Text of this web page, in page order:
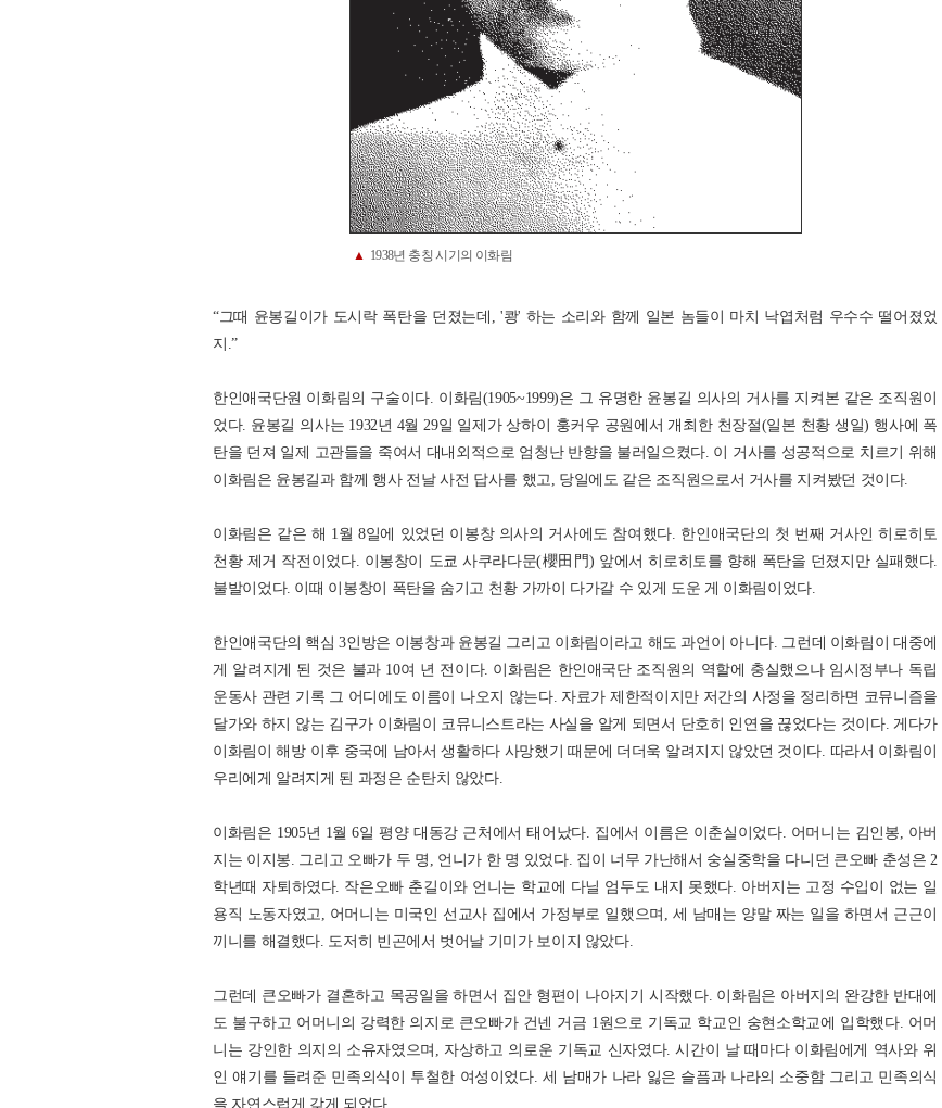
▲ 1938년 충칭 시기의 이화림
“그때 윤봉길이가 도시락 폭탄을 던졌는데, '쾅' 하는 소리와 함께 일본 놈들이 마치 낙엽처럼 우수수 떨어졌었
지.”
한인애국단원 이화림의 구술이다. 이화림(1905~1999)은 그 유명한 윤봉길 의사의 거사를 지켜본 같은 조직원이
었다. 윤봉길 의사는 1932년 4월 29일 일제가 상하이 훙커우 공원에서 개최한 천장절(일본 천황 생일) 행사에 폭
탄을 던져 일제 고관들을 죽여서 대내외적으로 엄청난 반향을 불러일으켰다. 이 거사를 성공적으로 치르기 위해
이화림은 윤봉길과 함께 행사 전날 사전 답사를 했고, 당일에도 같은 조직원으로서 거사를 지켜봤던 것이다.
이화림은 같은 해 1월 8일에 있었던 이봉창 의사의 거사에도 참여했다. 한인애국단의 첫 번째 거사인 히로히토
천황 제거 작전이었다. 이봉창이 도쿄 사쿠라다문(櫻田門) 앞에서 히로히토를 향해 폭탄을 던졌지만 실패했다.
불발이었다. 이때 이봉창이 폭탄을 숨기고 천황 가까이 다가갈 수 있게 도운 게 이화림이었다.
한인애국단의 핵심 3인방은 이봉창과 윤봉길 그리고 이화림이라고 해도 과언이 아니다. 그런데 이화림이 대중에
게 알려지게 된 것은 불과 10여 년 전이다. 이화림은 한인애국단 조직원의 역할에 충실했으나 임시정부나 독립
운동사 관련 기록 그 어디에도 이름이 나오지 않는다. 자료가 제한적이지만 저간의 사정을 정리하면 코뮤니즘을
달가와 하지 않는 김구가 이화림이 코뮤니스트라는 사실을 알게 되면서 단호히 인연을 끊었다는 것이다. 게다가
이화림이 해방 이후 중국에 남아서 생활하다 사망했기 때문에 더더욱 알려지지 않았던 것이다. 따라서 이화림이
우리에게 알려지게 된 과정은 순탄치 않았다.
이화림은 1905년 1월 6일 평양 대동강 근처에서 태어났다. 집에서 이름은 이춘실이었다. 어머니는 김인봉, 아버
지는 이지봉. 그리고 오빠가 두 명, 언니가 한 명 있었다. 집이 너무 가난해서 숭실중학을 다니던 큰오빠 춘성은 2
학년때 자퇴하였다. 작은오빠 춘길이와 언니는 학교에 다닐 엄두도 내지 못했다. 아버지는 고정 수입이 없는 일
용직 노동자였고, 어머니는 미국인 선교사 집에서 가정부로 일했으며, 세 남매는 양말 짜는 일을 하면서 근근이
끼니를 해결했다. 도저히 빈곤에서 벗어날 기미가 보이지 않았다.
그런데 큰오빠가 결혼하고 목공일을 하면서 집안 형편이 나아지기 시작했다. 이화림은 아버지의 완강한 반대에
도 불구하고 어머니의 강력한 의지로 큰오빠가 건넨 거금 1원으로 기독교 학교인 숭현소학교에 입학했다. 어머
니는 강인한 의지의 소유자였으며, 자상하고 의로운 기독교 신자였다. 시간이 날 때마다 이화림에게 역사와 위
인 얘기를 들려준 민족의식이 투철한 여성이었다. 세 남매가 나라 잃은 슬픔과 나라의 소중함 그리고 민족의식
을 자연스럽게 갖게 되었다.